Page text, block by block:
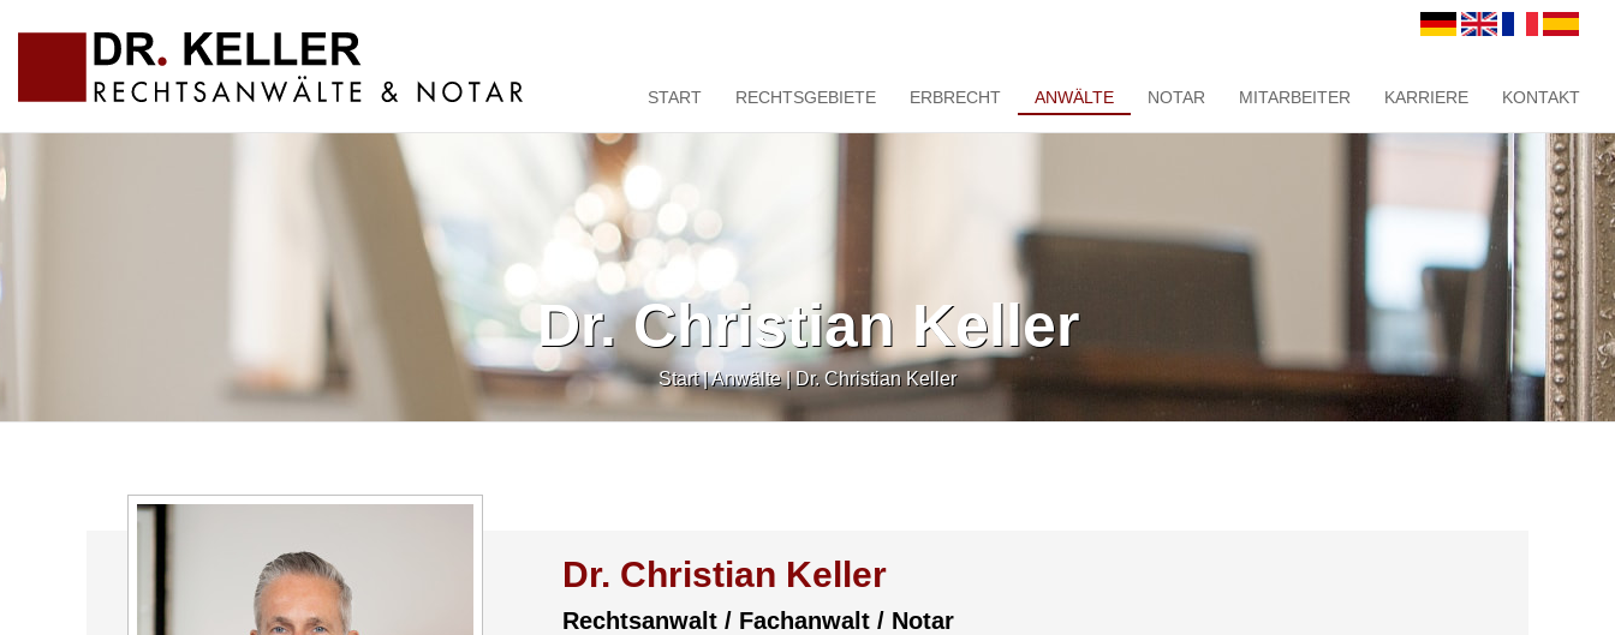
START RECHTSGEBIETE ERBRECHT ANWÄLTE NOTAR MITARBEITER KARRIERE KONTAKT
Dr. Christian Keller
Start|Anwälte|Dr. Christian Keller
Dr. Christian Keller
Rechtsanwalt / Fachanwalt / Notar